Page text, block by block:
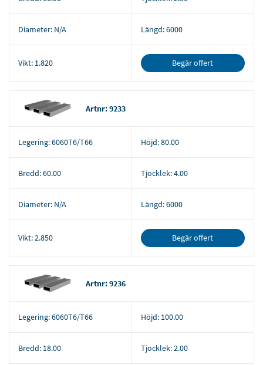
Diameter: N/A Längd:6000
Vikt: 1.820 Begär offert
Artnr: 9233
Legering:6060T6/T66 Höjd:80.00
Bredd:60.00 Tjocklek:4.00
Diameter: N/A Längd:6000
Vikt:2.850 Begär offert
Artnr: 9236
Legering:6060T6/T66 Höjd: 100.00
Bredd: 18.00 Tjocklek:2.00